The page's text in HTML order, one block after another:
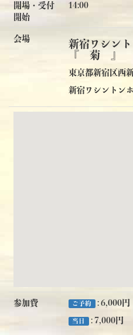
開場・受付
開始
14:00
会場
新宿ワシン
『 菊 』
東京都新宿区西
新宿ワシントン
参加費 ご予約 : 6,000円
当日 : 7,000円